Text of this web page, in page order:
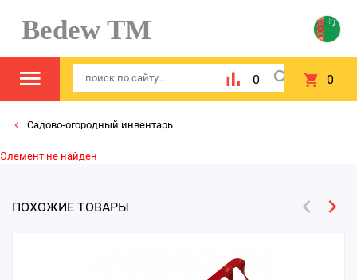
Bedew TM
0 0
Садово-огородный инвентарь
Элемент не найден
ПОХОЖИЕ ТОВАРЫ